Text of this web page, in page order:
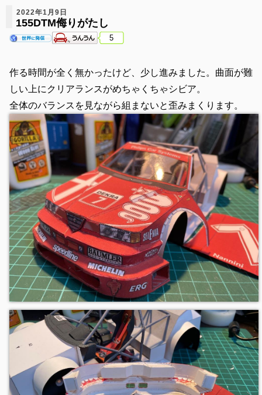
2022年1月9日
155DTM侮りがたし
5
作る時間が全く無かったけど、少し進みました。曲面が難
しい上にクリアランスがめちゃくちゃシビア。
全体のバランスを見ながら組まないと歪みまくります。